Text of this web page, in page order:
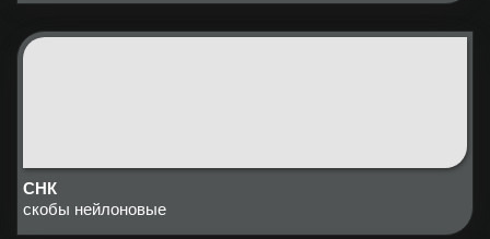
СНК
скобы нейлоновые